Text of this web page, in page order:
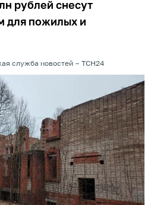
рублей снесут
для пожилых и
служба новостей ТСН24